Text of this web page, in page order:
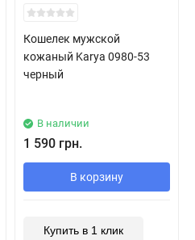
New!
Кошелек мужской
кожаный Karya 0980-53
черный
В наличии
1 590 грн.
В корзину
Купить в 1 клик